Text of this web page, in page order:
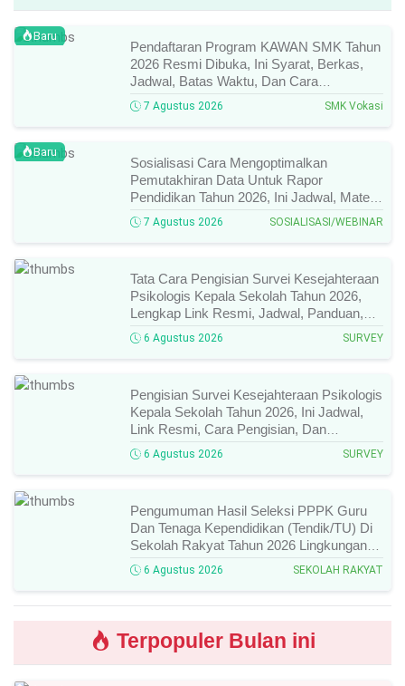
Baru
Pendaftaran Program KAWAN SMK Tahun
2026 Resmi Dibuka, Ini Syarat, Berkas,
Jadwal, Batas Waktu, Dan Cara
Pendaftarannya!
7 Agustus 2026 SMK Vokasi
Baru
Sosialisasi Cara Mengoptimalkan
Pemutakhiran Data Untuk Rapor
Pendidikan Tahun 2026, Ini Jadwal, Materi,
Narasumber, Dan Link Mengikutinya!
7 Agustus 2026 SOSIALISASI/WEBINAR
Tata Cara Pengisian Survei Kesejahteraan
Psikologis Kepala Sekolah Tahun 2026,
Lengkap Link Resmi, Jadwal, Panduan,
Dan Hal Yang Wajib Diperhatikan!
6 Agustus 2026 SURVEY
Pengisian Survei Kesejahteraan Psikologis
Kepala Sekolah Tahun 2026, Ini Jadwal,
Link Resmi, Cara Pengisian, Dan
Ketentuan Lengkapnya!
6 Agustus 2026 SURVEY
Pengumuman Hasil Seleksi PPPK Guru
Dan Tenaga Kependidikan (Tendik/TU) Di
Sekolah Rakyat Tahun 2026 Lingkungan
Kementerian Sosial RI, Ini Daftar Nama
Peserta Yang Lolos!
6 Agustus 2026 SEKOLAH RAKYAT
Terpopuler Bulan ini